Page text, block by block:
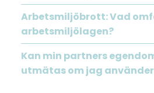
Arbetsmiljöbrott: Vad
arbetsmiljölagen?
Kan min partners
utmätas om jag